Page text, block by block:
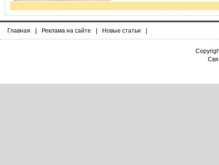
Главная | Реклама на сайте | Новые статьи |